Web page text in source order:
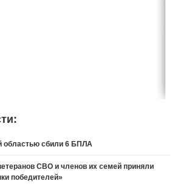
областью сбили 6 БПЛА
СВО и членов их семей приняли
победителей»